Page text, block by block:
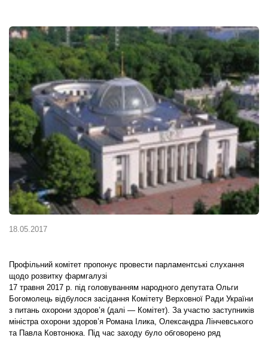
18.05.2017
Профільний комітет пропонує провести парламентські слухання
щодо розвитку фармгалузі
17 травня 2017 р. під головуванням народного депутата Ольги
Богомолець відбулося засідання Комітету Верховної Ради України
з питань охорони здоров’я (далі — Комітет). За участю заступників
міністра охорони здоров’я Романа Ілика, Олександра Лінчевського
та Павла Ковтонюка. Під час заходу було обговорено ряд